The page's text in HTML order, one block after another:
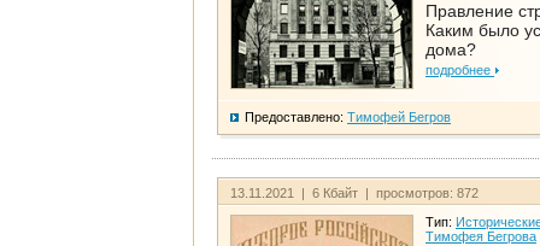
Правление
Каким было
дома?
подробнее
Предоставлено: Тимофей Бегров
13.11.2021 | 6 Кбайт | просмотров: 872
Тип:
Тимофея Бегрова